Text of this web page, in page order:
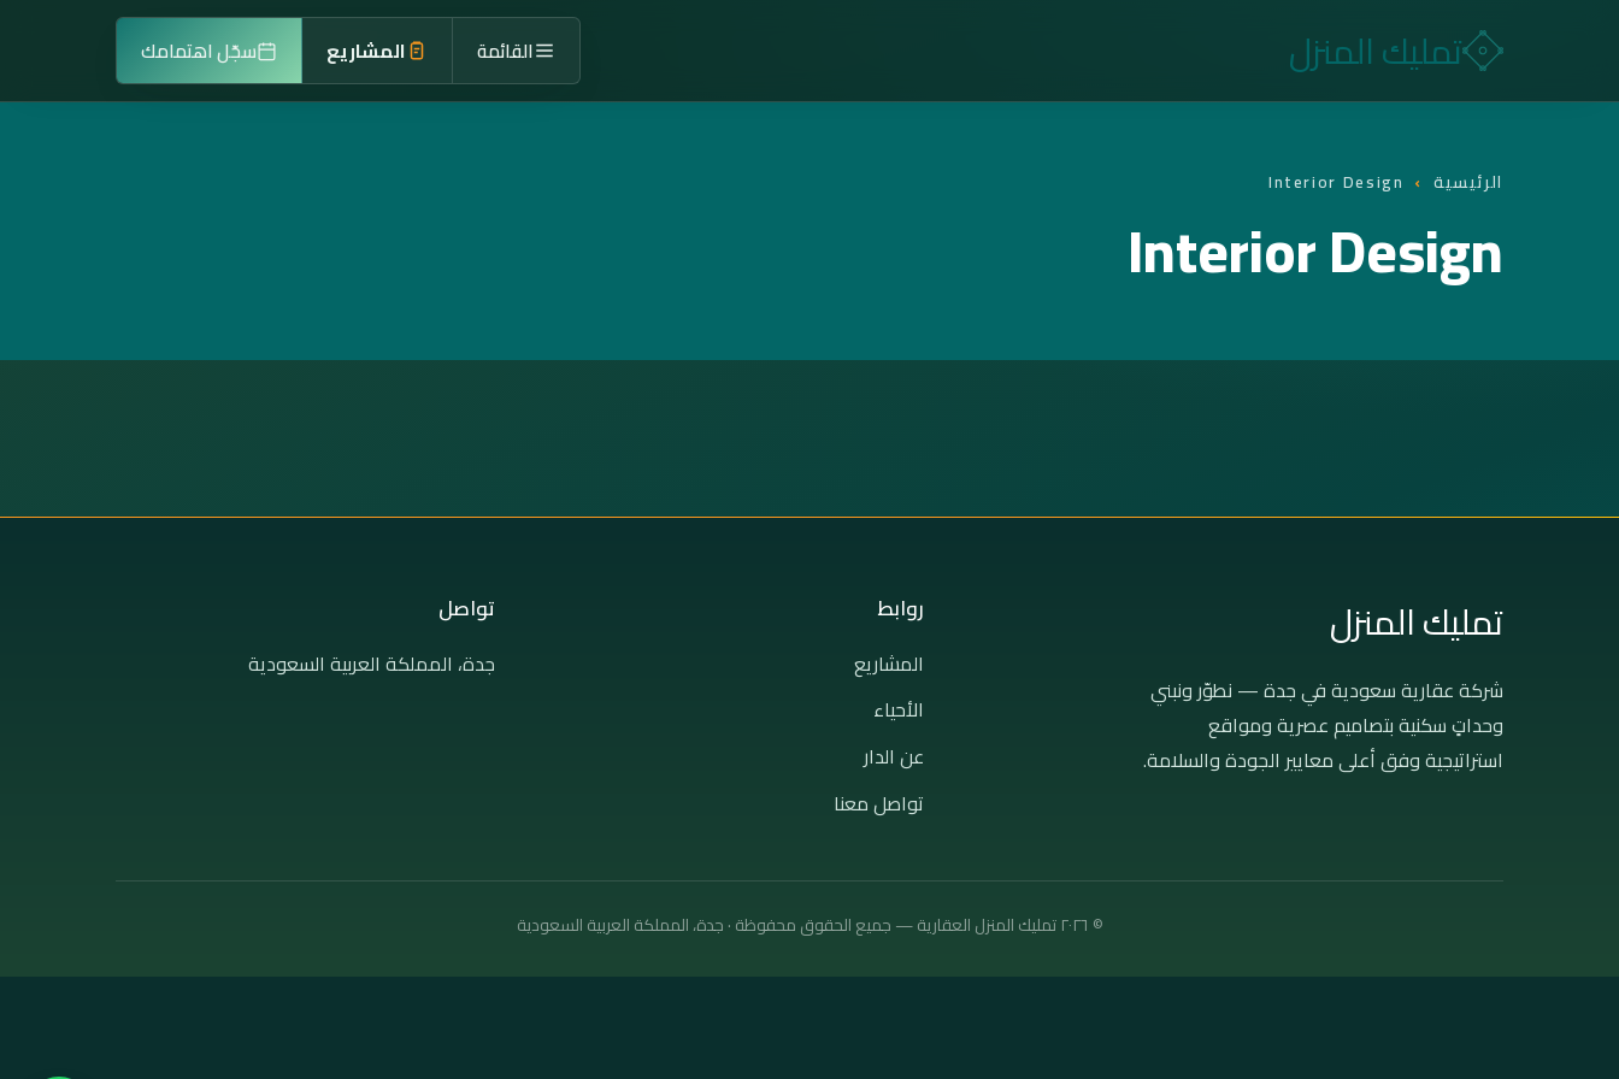
تمليك المنزل القائمة المشاريع سجّل اهتمامك
الرئيسية ›
Interior Design
تمليك المنزل
شركة عقارية سعودية في جدة — نطوّر ونبني
وحداتٍ سكنية بتصاميم عصرية ومواقع
استراتيجية وفق أعلى معايير الجودة والسلامة.
روابط
المشاريع
الأحياء
عن الدار
تواصل معنا
تواصل
جدة، المملكة العربية السعودية
© ٢٠٢٦ تمليك المنزل العقارية — جميع الحقوق محفوظة · جدة، المملكة العربية السعودية